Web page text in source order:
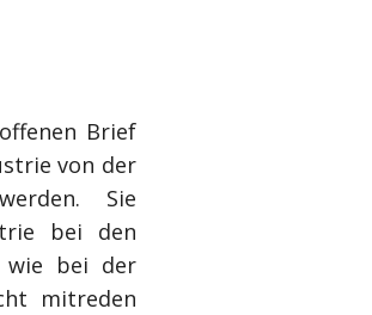
Brief
von der
Sie
bei den
wie bei der
mitreden